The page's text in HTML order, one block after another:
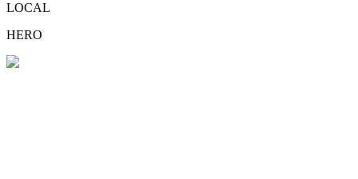
LOCAL
HERO